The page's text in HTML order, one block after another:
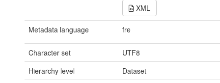
XML
Metadata language fre
Character set
UTF8
Hierarchy level
Dataset